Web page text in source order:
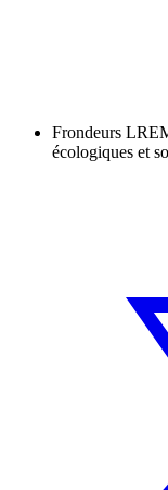
Frondeurs
écologiques et